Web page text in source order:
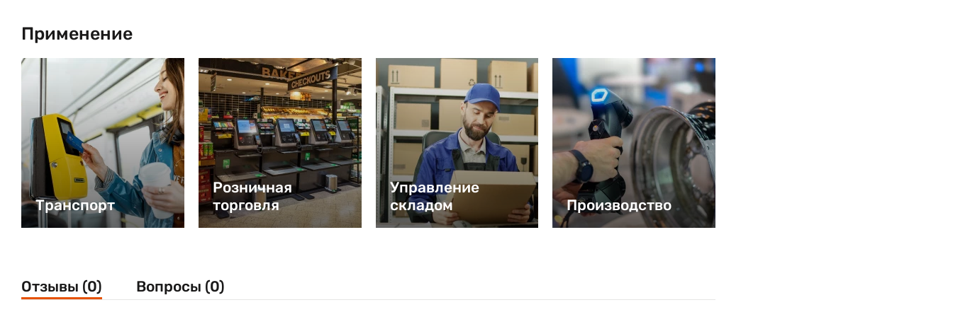
Применение
Транспорт
Розничная
торговля
Управление
складом
Производство
Отзывы (0) Вопросы (0)